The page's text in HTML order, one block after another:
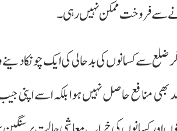
سے فروخت ممکن نہیں رہی۔
ضلع سے کسانوں کی بدحالی کی ایک چونکا
بعد بھی منافع حاصل نہیں ہوا بلکہ اسے